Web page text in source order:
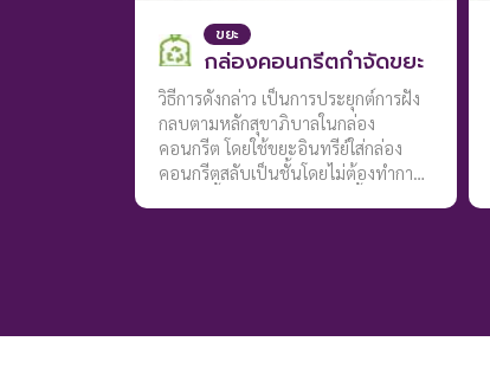
ปลา 4 ตัวต่อพื้นที่ผิวน้ำ 1 ตารางเมตร
ปลาที่สามารถเลี้ยงในบ่อบำบัด เช่น
ปลานิล ปลายี่สกเทศ ปลาตะเพียนขาว
ปลาทับทิม เป็นต้น ปลากินพืชเหล่านี้
จะทำหน้าที่กินสาหร่ายสีเขียวในบ่อ
บำบัด โดยไม่จำเป็นต้องให้อาหารแก่
ปลา และควรมีการจับปลาที่เจริญเติบโต
เต็มที่ออกจากระบบบำบัดน้ำเสียทุก 6
ขยะ
กล่องคอนกรีตกำจัดขยะ
วิธีการดังกล่าว เป็นการประยุกต์การฝัง
กลบตามหลักสุขาภิบาลในกล่อง
คอนกรีต โดยใช้ขยะอินทรีย์ใส่กล่อง
คอนกรีตสลับเป็นชั้นโดยไม่ต้องทำการ